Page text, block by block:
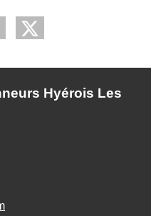
Hyérois Les